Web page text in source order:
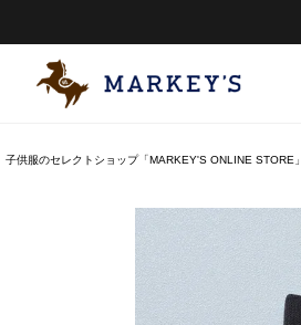
子供服のセレクトショップ「MARKEY'S ONLINE STORE」